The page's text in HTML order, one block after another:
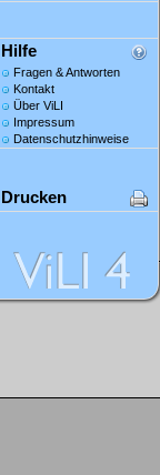
Hilfe
Fragen & Antworten
Kontakt
Über ViLI
Impressum
Datenschutzhinweise
Drucken